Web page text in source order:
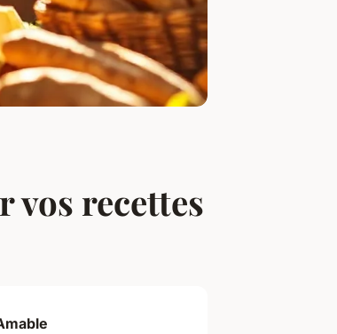
vos recettes